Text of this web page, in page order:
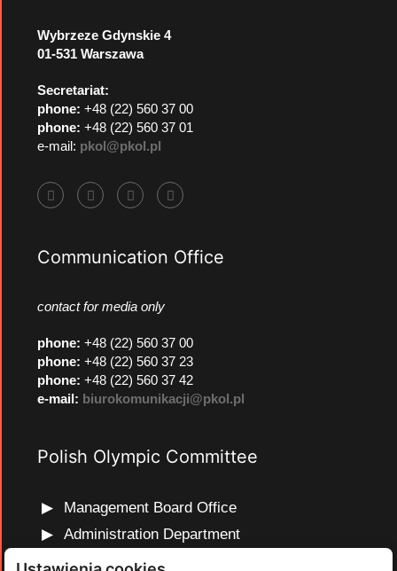
Wybrzeze Gdynskie 4
01-531 Warszawa
Secretariat:
phone: +48 (22) 560 37 00
phone: +48 (22) 560 37 01
e-mail: pkol@pkol.pl
Communication Office
contact for media only
phone: +48 (22) 560 37 00
phone: +48 (22) 560 37 23
phone: +48 (22) 560 37 42
e-mail: biurokomunikacji@pkol.pl
Polish Olympic Committee
Management Board Office
Administration Department
Marketing and Communications Department